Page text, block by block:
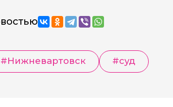
#Нижневартовск #суд